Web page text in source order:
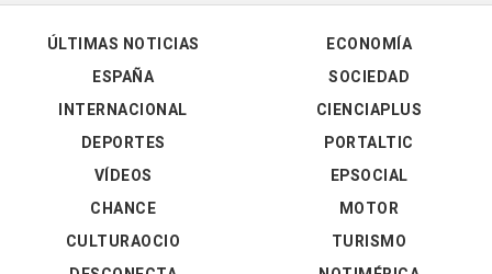
ÚLTIMAS NOTICIAS
ESPAÑA
INTERNACIONAL
DEPORTES
VÍDEOS
ECONOMÍA
SOCIEDAD
CIENCIAPLUS
PORTALTIC
EPSOCIAL
CHANCE
CULTURAOCIO
MOTOR
TURISMO